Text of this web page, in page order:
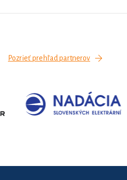
Pozrieť prehľad partnerov